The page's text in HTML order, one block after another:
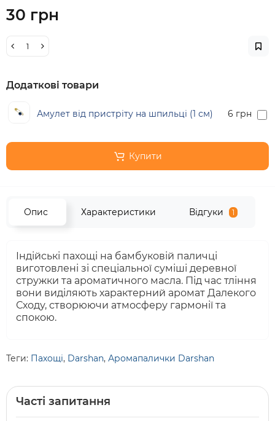
30 грн
Додаткові товари
Амулет від пристріту на шпильці (1 см) 6 грн
Купити
Опис Характеристики Відгуки 1
Індійські пахощі на бамбуковій паличці
виготовлені зі спеціальної суміші деревної
стружки та ароматичного масла. Під час тління
вони виділяють характерний аромат Далекого
Сходу, створюючи атмосферу гармонії та
спокою.
Теги: Пахощі, Darshan, Аромапалички Darshan
Часті запитання